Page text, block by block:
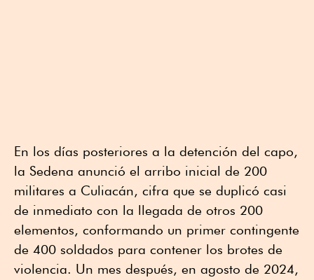
En los días posteriores a la detención del capo,
la Sedena anunció el arribo inicial de 200
militares a Culiacán, cifra que se duplicó casi
de inmediato con la llegada de otros 200
elementos, conformando un primer contingente
de 400 soldados para contener los brotes de
violencia. Un mes después, en agosto de 2024,